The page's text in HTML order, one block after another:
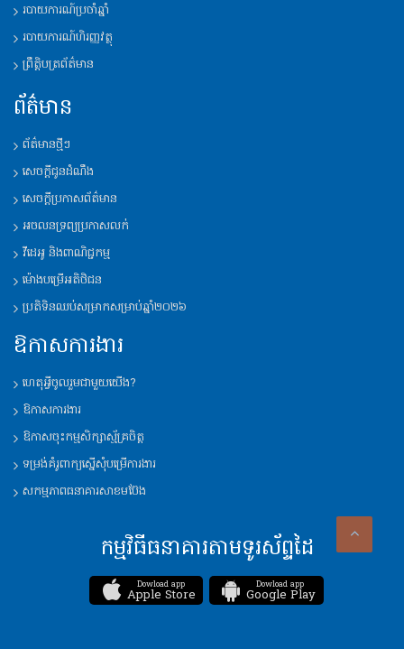
របាយការណ៍​ប្រចាំឆ្នាំ
របាយការណ៍​ហិរញ្ញវត្ថុ
ព្រឹត្តិបត្រព័ត៌មាន
ព័ត៌មាន
ព័ត៌មានថ្មីៗ
សេចក្តីជូនដំណឹង
សេចក្តីប្រកាសព័ត៌មាន
អចលនទ្រព្យប្រកាសលក់
វីដេអូ និង​ពាណិជ្ជកម្ម
ម៉ោង​បម្រើ​អតិថិជន
ប្រតិទិន​ឈប់​សម្រាក​សម្រាប់​ឆ្នាំ​២០២៦
ឱកាសការងារ
ហេតុអ្វីចូលរួមជាមួយយើង?
ឱកាសការងារ
ឱកាសចុះកម្មសិក្សាស្ម័គ្រចិត្ត
ទម្រង់គំរូពាក្យ​ស្នើ​សុំ​បម្រើ​ការងារ
សកម្មភាពធនាគារសាខមប៊ែង
កម្មវិធីធនាគារតាមទូរស័ព្ទដៃ
Dowload app
Google Play
Dowload app
Apple Store